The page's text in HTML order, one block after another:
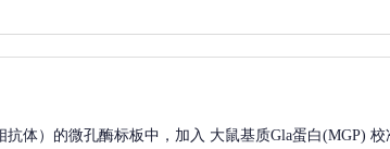
抗体）的微孔酶标板中，加入 大鼠基质Gla蛋白(MGP) 校